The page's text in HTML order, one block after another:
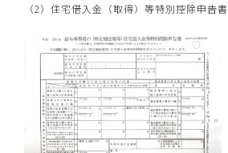
（2）住宅借入金（取得）等特別控除申告書